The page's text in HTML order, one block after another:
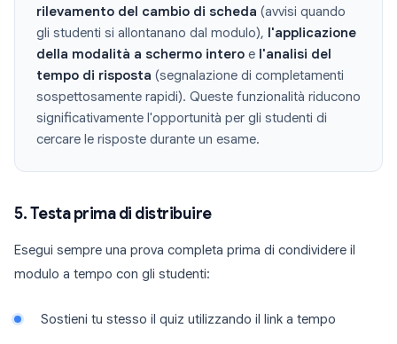
rilevamento del cambio di scheda (avvisi quando
gli studenti si allontanano dal modulo), l'applicazione
della modalità a schermo intero e l'analisi del
tempo di risposta (segnalazione di completamenti
sospettosamente rapidi). Queste funzionalità riducono
significativamente l'opportunità per gli studenti di
cercare le risposte durante un esame.
5. Testa prima di distribuire
Esegui sempre una prova completa prima di condividere il
modulo a tempo con gli studenti:
Sostieni tu stesso il quiz utilizzando il link a tempo